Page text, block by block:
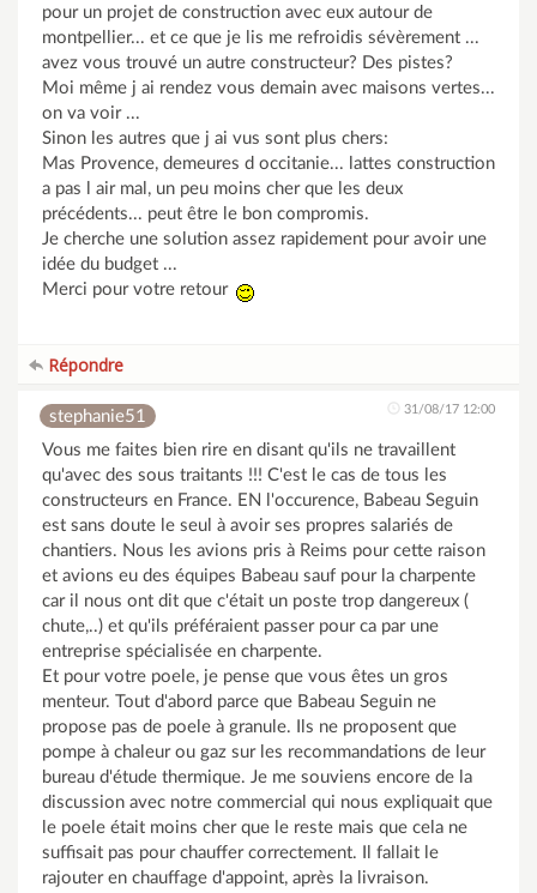
pour un projet de construction avec eux autour de
montpellier... et ce que je lis me refroidis sévèrement ...
avez vous trouvé un autre constructeur? Des pistes?
Moi même j ai rendez vous demain avec maisons vertes...
on va voir ...
Sinon les autres que j ai vus sont plus chers:
Mas Provence, demeures d occitanie... lattes construction
a pas l air mal, un peu moins cher que les deux
précédents... peut être le bon compromis.
Je cherche une solution assez rapidement pour avoir une
idée du budget ...
Merci pour votre retour
Répondre
stephanie51 31/08/17 12:00
Vous me faites bien rire en disant qu'ils ne travaillent
qu'avec des sous traitants !!! C'est le cas de tous les
constructeurs en France. EN l'occurence, Babeau Seguin
est sans doute le seul à avoir ses propres salariés de
chantiers. Nous les avions pris à Reims pour cette raison
et avions eu des équipes Babeau sauf pour la charpente
car il nous ont dit que c'était un poste trop dangereux (
chute,..) et qu'ils préféraient passer pour ca par une
entreprise spécialisée en charpente.
Et pour votre poele, je pense que vous êtes un gros
menteur. Tout d'abord parce que Babeau Seguin ne
propose pas de poele à granule. Ils ne proposent que
pompe à chaleur ou gaz sur les recommandations de leur
bureau d'étude thermique. Je me souviens encore de la
discussion avec notre commercial qui nous expliquait que
le poele était moins cher que le reste mais que cela ne
suffisait pas pour chauffer correctement. Il fallait le
rajouter en chauffage d'appoint, après la livraison.